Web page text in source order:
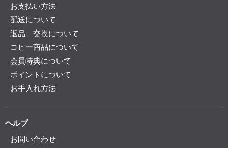
お支払い方法
配送について
返品、交換について
コピー商品について
会員特典について
ポイントについて
お手入れ方法
ヘルプ
お問い合わせ